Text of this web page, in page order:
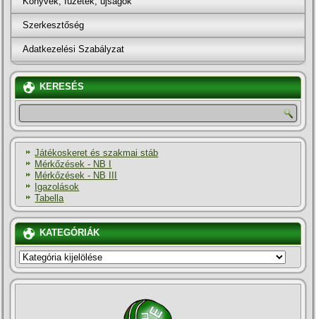
Szerkesztőség
Adatkezelési Szabályzat
KERESÉS
Játékoskeret és szakmai stáb
Mérkőzések - NB I
Mérkőzések - NB III
Igazolások
Tabella
KATEGÓRIÁK
KATEGÓRIÁK